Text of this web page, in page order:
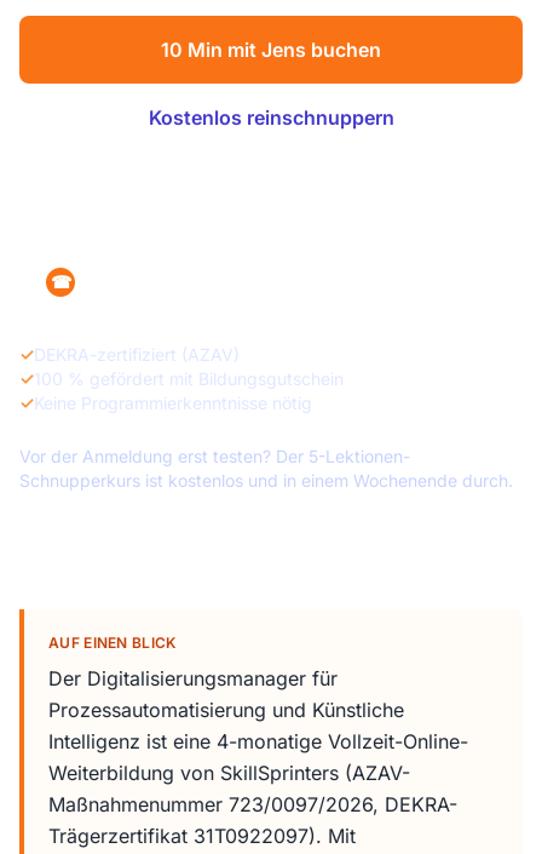
10 Min mit Jens buchen
Kostenlos reinschnuppern
☎
✓DEKRA-zertifiziert (AZAV)
✓100 % gefördert mit Bildungsgutschein
✓Keine Programmierkenntnisse nötig
Vor der Anmeldung erst testen? Der 5-Lektionen-
Schnupperkurs ist kostenlos und in einem Wochenende durch.
AUF EINEN BLICK
Der Digitalisierungsmanager für
Prozessautomatisierung und Künstliche
Intelligenz ist eine 4-monatige Vollzeit-Online-
Weiterbildung von SkillSprinters (AZAV-
Maßnahmenummer 723/0097/2026, DEKRA-
Trägerzertifikat 31T0922097). Mit